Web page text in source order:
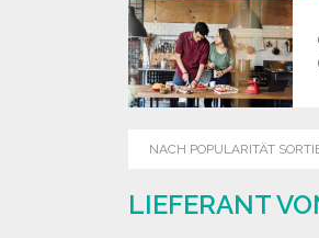
LIEFERANT